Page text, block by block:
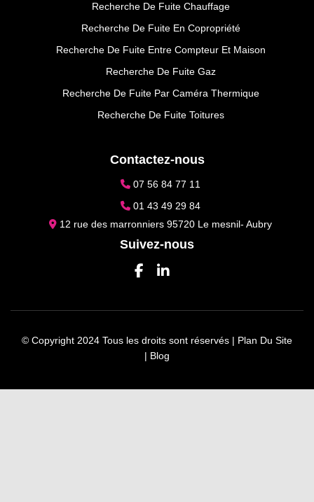
Recherche De Fuite Chauffage
Recherche De Fuite En Copropriété
Recherche De Fuite Entre Compteur Et Maison
Recherche De Fuite Gaz
Recherche De Fuite Par Caméra Thermique
Recherche De Fuite Toitures
Contactez-nous
07 56 84 77 11
01 43 49 29 84
12 rue des marronniers 95720 Le mesnil- Aubry
Suivez-nous
© Copyright 2024 Tous les droits sont réservés | Plan Du Site
| Blog